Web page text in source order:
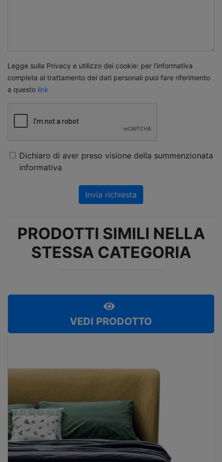
Legge sulla Privacy e utilizzo dei cookie: per l'informativa
completa al trattamento dei dati personali puoi fare riferimento
a questo link
Dichiaro di aver preso visione della summenzionata
informativa
Invia richiesta
PRODOTTI SIMILI NELLA
STESSA CATEGORIA
VEDI PRODOTTO